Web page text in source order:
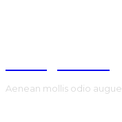
Aenean mollis odio